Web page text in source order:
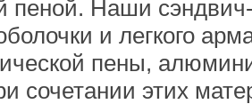
пеной. Наши
и легкого
пены,
сочетании этих